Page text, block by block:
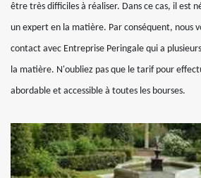
être très difficiles à réaliser. Dans ce cas, il est
un expert en la matière. Par conséquent, nous
contact avec Entreprise Peringale qui a
la matière. N'oubliez pas que le tarif pour
abordable et accessible à toutes les bourses.